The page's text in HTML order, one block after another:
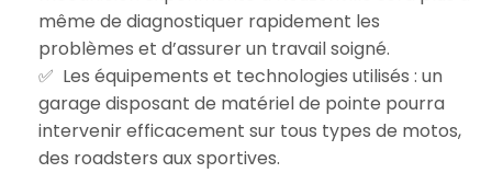
même de diagnostiquer rapidement les
problèmes et d’assurer un travail soigné.
Les équipements et technologies utilisés : un
garage disposant de matériel de pointe pourra
intervenir efficacement sur tous types de motos,
des roadsters aux sportives.